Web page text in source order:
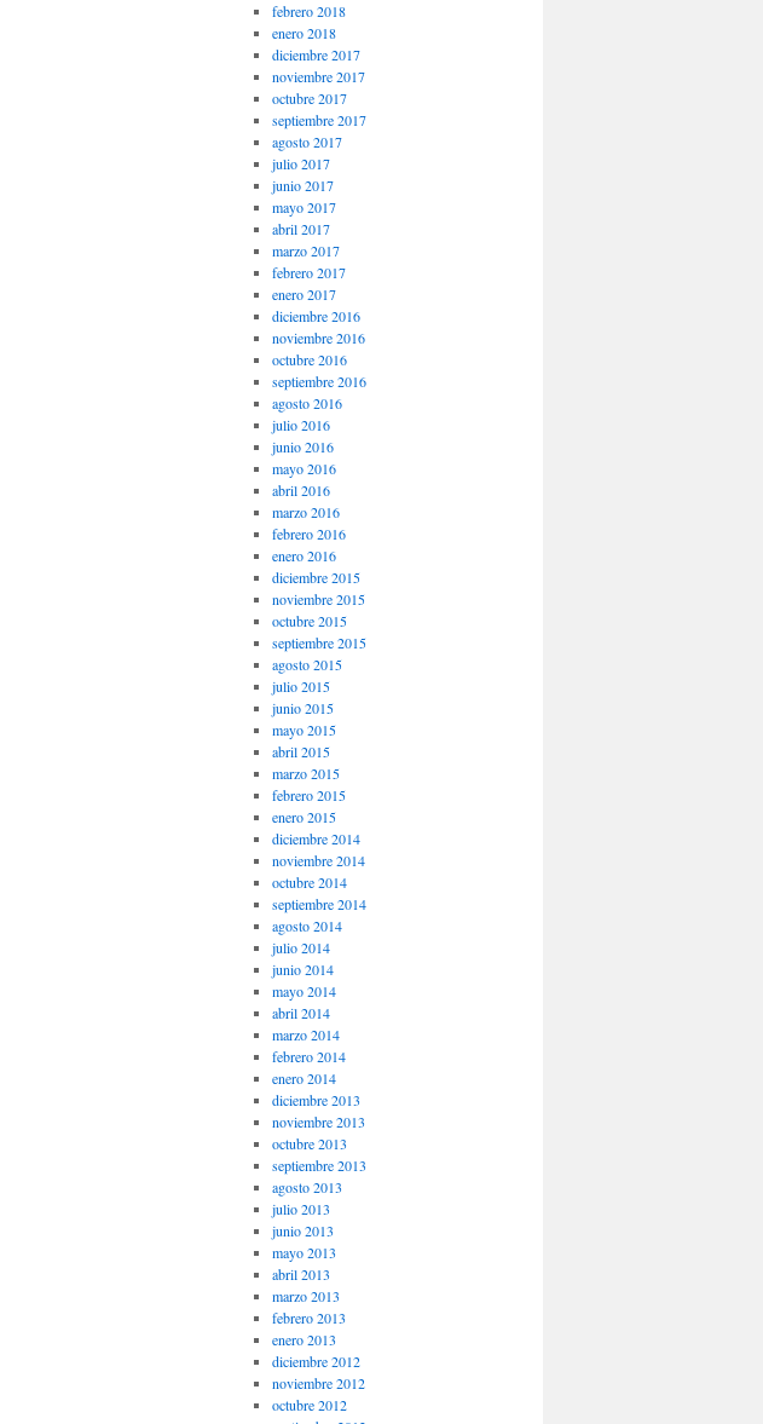
febrero 2018
enero 2018
diciembre 2017
noviembre 2017
octubre 2017
septiembre 2017
agosto 2017
julio 2017
junio 2017
mayo 2017
abril 2017
marzo 2017
febrero 2017
enero 2017
diciembre 2016
noviembre 2016
octubre 2016
septiembre 2016
agosto 2016
julio 2016
junio 2016
mayo 2016
abril 2016
marzo 2016
febrero 2016
enero 2016
diciembre 2015
noviembre 2015
octubre 2015
septiembre 2015
agosto 2015
julio 2015
junio 2015
mayo 2015
abril 2015
marzo 2015
febrero 2015
enero 2015
diciembre 2014
noviembre 2014
octubre 2014
septiembre 2014
agosto 2014
julio 2014
junio 2014
mayo 2014
abril 2014
marzo 2014
febrero 2014
enero 2014
diciembre 2013
noviembre 2013
octubre 2013
septiembre 2013
agosto 2013
julio 2013
junio 2013
mayo 2013
abril 2013
marzo 2013
febrero 2013
enero 2013
diciembre 2012
noviembre 2012
octubre 2012